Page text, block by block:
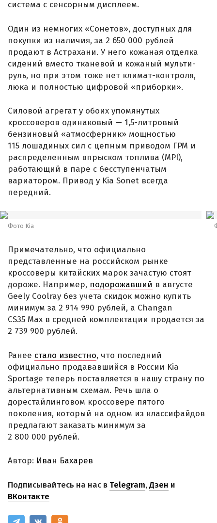
система с сенсорным дисплеем.
Один из немногих «Сонетов», доступных для
покупки из наличия, за 2 650 000 рублей
продают в Астрахани. У него кожаная отделка
сидений вместо тканевой и кожаный мульти-
руль, но при этом тоже нет климат-контроля,
люка и полностью цифровой «приборки».
Силовой агрегат у обоих упомянутых
кроссоверов одинаковый — 1,5-литровый
бензиновый «атмосферник» мощностью
115 лошадиных сил с цепным приводом ГРМ и
распределенным впрыском топлива (MPI),
работающий в паре с бесступенчатым
вариатором. Привод у Kia Sonet всегда
передний.
Фото Kia
Примечательно, что официально
представленные на российском рынке
кроссоверы китайских марок зачастую стоят
дороже. Например, подорожавший в августе
Geely Coolray без учета скидок можно купить
минимум за 2 914 990 рублей, а Changan
CS35 Max в средней комплектации продается за
2 739 900 рублей.
Ранее стало известно, что последний
официально продававшийся в России Kia
Sportage теперь поставляется в нашу страну по
альтернативным схемам. Речь шла о
дорестайлинговом кроссовере пятого
поколения, который на одном из классифайдов
предлагают заказать минимум за
2 800 000 рублей.
Автор: Иван Бахарев
Подписывайтесь на нас в Telegram,Дзен и
ВКонтакте